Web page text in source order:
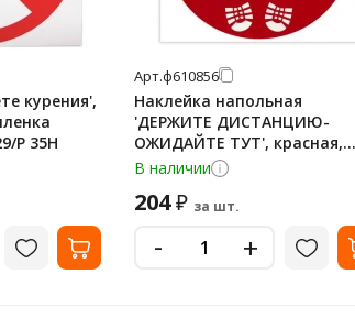
курения',
Р 35Н
Арт.ф610856
Наклейка напольная
'ДЕРЖИТЕ ДИСТАНЦИЮ-
ОЖИДАЙТЕ ТУТ', красная,
500х500 мм, самоклеящаяся,
В наличии
204₽ за шт.
- +